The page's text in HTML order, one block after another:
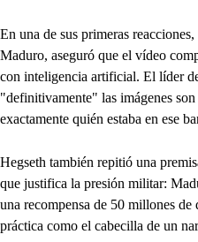
En una de sus primeras
Maduro, aseguró que el vídeo
con inteligencia artificial. El líder
"definitivamente" las imágenes
exactamente quién estaba en ese
Hegseth también repitió una
que justifica la presión militar:
una recompensa de 50 millones de
práctica como el cabecilla de un